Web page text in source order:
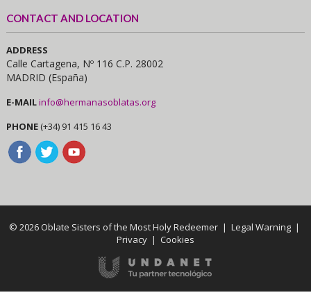
CONTACT AND LOCATION
ADDRESS
Calle Cartagena, Nº 116 C.P. 28002
MADRID (España)
E-MAILinfo@hermanasoblatas.org
PHONE (+34) 91 415 16 43
© 2026 Oblate Sisters of the Most Holy Redeemer | Legal Warning|
Privacy| Cookies